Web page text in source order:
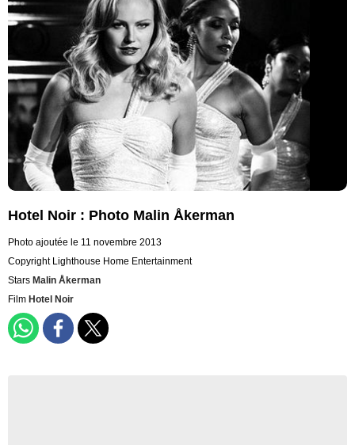
Hotel Noir : Photo Malin Åkerman
Photo ajoutée le 11 novembre 2013
Copyright Lighthouse Home Entertainment
Stars Malin Åkerman
Film Hotel Noir